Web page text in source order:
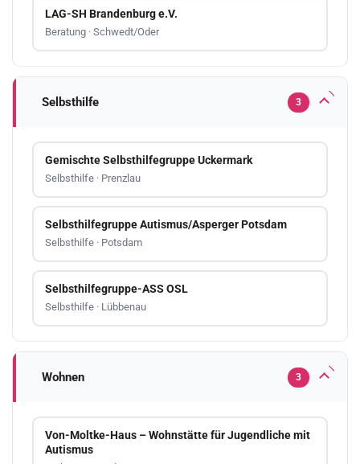
LAG-SH Brandenburg e.V.
Beratung · Schwedt/Oder
Selbsthilfe 3
Gemischte Selbsthilfegruppe Uckermark
Selbsthilfe · Prenzlau
Selbsthilfegruppe Autismus/Asperger Potsdam
Selbsthilfe · Potsdam
Selbsthilfegruppe-ASS OSL
Selbsthilfe · Lübbenau
Wohnen 3
Von-Moltke-Haus – Wohnstätte für Jugendliche mit
Autismus